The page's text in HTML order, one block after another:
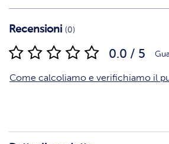
Recensioni (0)
0.0 / 5
Come calcoliamo e verifichiamo il